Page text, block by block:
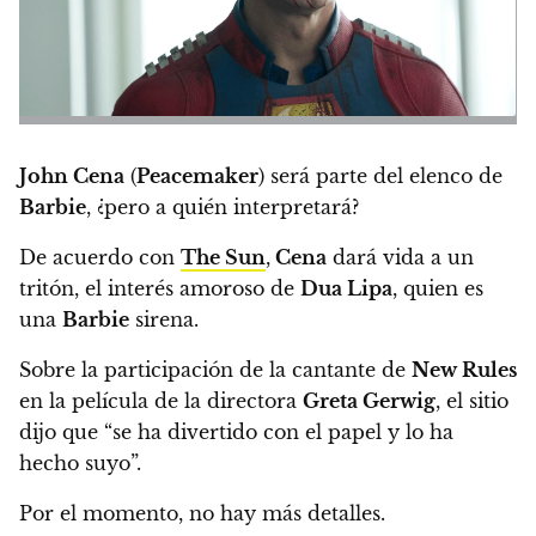
John Cena (Peacemaker) será parte del elenco de
Barbie, ¿pero a quién interpretará?
De acuerdo con The Sun, Cena dará vida a un
tritón, el interés amoroso de Dua Lipa, quien es
una Barbie sirena.
Sobre la participación de la cantante de New Rules
en la película de la directora Greta Gerwig, el sitio
dijo que “se ha divertido con el papel y lo ha
hecho suyo”.
Por el momento, no hay más detalles.